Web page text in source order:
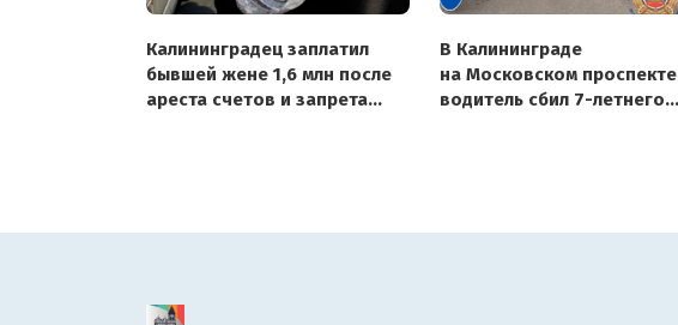
Калининградец заплатил
бывшей жене 1,6 млн после
ареста счетов и запрета
В Калининграде
на Московском проспекте
водитель сбил 7-летнего